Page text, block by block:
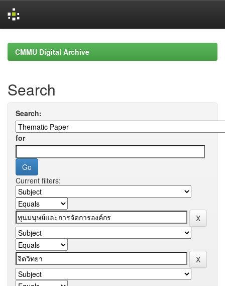
navigationCMMU Digital Archive
Search
Search:
for
Current filters: